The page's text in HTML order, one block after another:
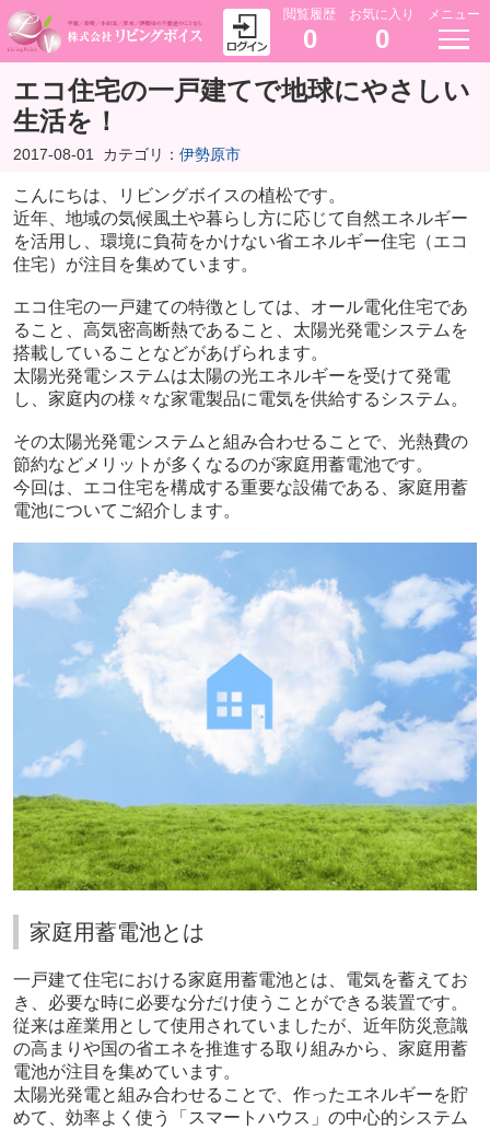
閲覧履歴
0
お気に入り
0
メニュー
エコ住宅の一戸建てで地球にやさしい
生活を！
2017-08-01 カテゴリ： 伊勢原市
こんにちは、リビングボイスの植松です。
近年、地域の気候風土や暮らし方に応じて自然エネルギー
を活用し、環境に負荷をかけない省エネルギー住宅（エコ
住宅）が注目を集めています。
エコ住宅の一戸建ての特徴としては、オール電化住宅であ
ること、高気密高断熱であること、太陽光発電システムを
搭載していることなどがあげられます。
太陽光発電システムは太陽の光エネルギーを受けて発電
し、家庭内の様々な家電製品に電気を供給するシステム。
その太陽光発電システムと組み合わせることで、光熱費の
節約などメリットが多くなるのが家庭用蓄電池です。
今回は、エコ住宅を構成する重要な設備である、家庭用蓄
電池についてご紹介します。
家庭用蓄電池とは
一戸建て住宅における家庭用蓄電池とは、電気を蓄えてお
き、必要な時に必要な分だけ使うことができる装置です。
従来は産業用として使用されていましたが、近年防災意識
の高まりや国の省エネを推進する取り組みから、家庭用蓄
電池が注目を集めています。
太陽光発電と組み合わせることで、作ったエネルギーを貯
めて、効率よく使う「スマートハウス」の中心的システム